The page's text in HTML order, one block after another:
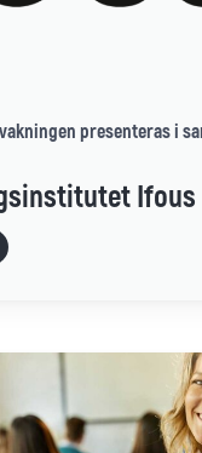
presenteras i
Ifous